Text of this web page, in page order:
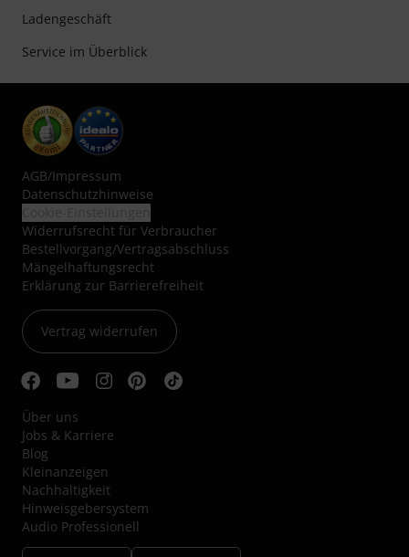
Ladengeschäft
Service im Überblick
AGB/Impressum
Datenschutzhinweise
Widerrufsrecht für Verbraucher
Bestellvorgang/Vertragsabschluss
Mängelhaftungsrecht
Erklärung zur Barrierefreiheit
Vertrag widerrufen
Über uns
Jobs & Karriere
Blog
Kleinanzeigen
Nachhaltigkeit
Hinweisgebersystem
Audio Professionell